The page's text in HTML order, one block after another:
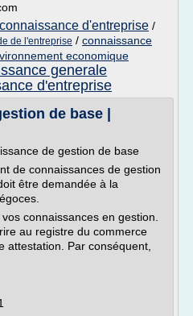
d'entreprise /
de l'entreprise / connaissance
economique
generale
d'entreprise
de base |
de gestion de base
de connaissances de gestion
être demandée à la
connaissances en gestion.
au registre du commerce
attestation. Par conséquent,